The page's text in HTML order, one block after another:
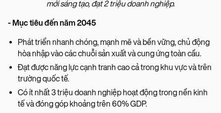
mới sáng tạo, đạt 2 triệu doanh nghiệp.
- Mục tiêu đến năm 2045
Phát triển nhanh chóng, mạnh mẽ và bền vững, chủ động
hòa nhập vào các chuỗi sản xuất và cung ứng toàn cầu.
Đạt được năng lực cạnh tranh cao cả trong khu vực và trên
trường quốc tế.
Có ít nhất 3 triệu doanh nghiệp hoạt động trong nền kinh
tế và đóng góp khoảng trên 60% GDP.